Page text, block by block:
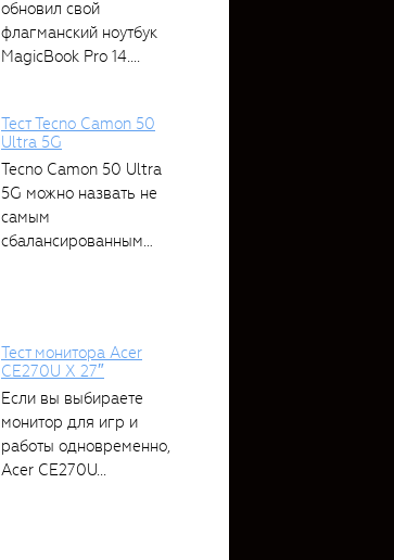
обновил свой
флагманский ноутбук
MagicBook Pro 14....
Тест Tecno Camon 50
Ultra 5G
Tecno Camon 50 Ultra
5G можно назвать не
самым
сбалансированным
Тест монитора Acer
CE270U X 27″
Если вы выбираете
монитор для игр и
работы одновременно,
Acer CE270U...